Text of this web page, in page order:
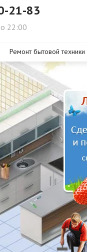
21-83
22:00
Ремонт бытовой техники